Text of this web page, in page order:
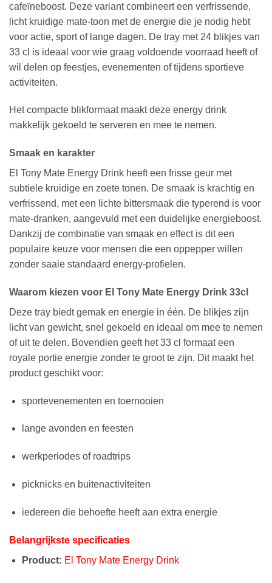
cafeïneboost. Deze variant combineert een verfrissende,
licht kruidige mate-toon met de energie die je nodig hebt
voor actie, sport of lange dagen. De tray met 24 blikjes van
33 cl is ideaal voor wie graag voldoende voorraad heeft of
wil delen op feestjes, evenementen of tijdens sportieve
activiteiten.
Het compacte blikformaat maakt deze energy drink
makkelijk gekoeld te serveren en mee te nemen.
Smaak en karakter
El Tony Mate Energy Drink heeft een frisse geur met
subtiele kruidige en zoete tonen. De smaak is krachtig en
verfrissend, met een lichte bittersmaak die typerend is voor
mate-dranken, aangevuld met een duidelijke energieboost.
Dankzij de combinatie van smaak en effect is dit een
populaire keuze voor mensen die een oppepper willen
zonder saaie standaard energy‐profielen.
Waarom kiezen voor El Tony Mate Energy Drink 33cl
Deze tray biedt gemak en energie in één. De blikjes zijn
licht van gewicht, snel gekoeld en ideaal om mee te nemen
of uit te delen. Bovendien geeft het 33 cl formaat een
royale portie energie zonder te groot te zijn. Dit maakt het
product geschikt voor:
sportevenementen en toernooien
lange avonden en feesten
werkperiodes of roadtrips
picknicks en buitenactiviteiten
iedereen die behoefte heeft aan extra energie
Belangrijkste specificaties
Product: El Tony Mate Energy Drink